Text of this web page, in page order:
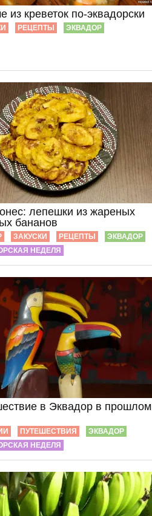
из креветок по-эквадорски
РЕЦЕПТЫ ЭКВАДОР
лепешки из жареных
бананов
ЗАКУСКИ РЕЦЕПТЫ
ЭКВАДОР
НЕДЕЛЯ
в Эквадор в прошлом
ПУТЕШЕСТВИЯ
ЭКВАДОР
НЕДЕЛЯ